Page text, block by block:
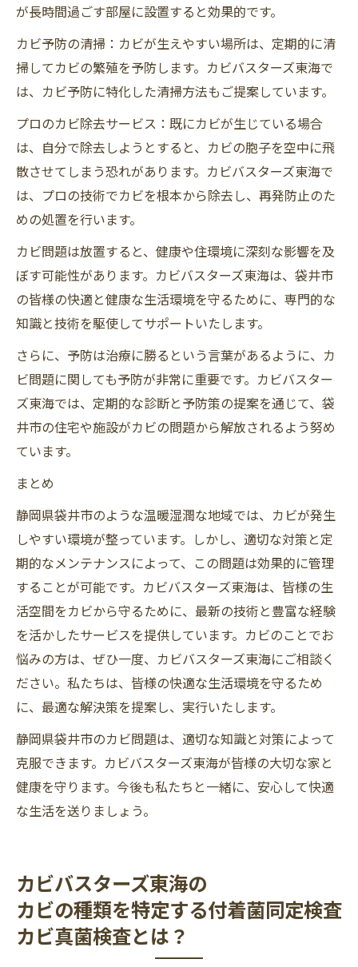
が長時間過ごす部屋に設置すると効果的です。
カビ予防の清掃：カビが生えやすい場所は、定期的に清
掃してカビの繁殖を予防します。カビバスターズ東海で
は、カビ予防に特化した清掃方法もご提案しています。
プロのカビ除去サービス：既にカビが生じている場合
は、自分で除去しようとすると、カビの胞子を空中に飛
散させてしまう恐れがあります。カビバスターズ東海で
は、プロの技術でカビを根本から除去し、再発防止のた
めの処置を行います。
カビ問題は放置すると、健康や住環境に深刻な影響を及
ぼす可能性があります。カビバスターズ東海は、袋井市
の皆様の快適と健康な生活環境を守るために、専門的な
知識と技術を駆使してサポートいたします。
さらに、予防は治療に勝るという言葉があるように、カ
ビ問題に関しても予防が非常に重要です。カビバスター
ズ東海では、定期的な診断と予防策の提案を通じて、袋
井市の住宅や施設がカビの問題から解放されるよう努め
ています。
まとめ
静岡県袋井市のような温暖湿潤な地域では、カビが発生
しやすい環境が整っています。しかし、適切な対策と定
期的なメンテナンスによって、この問題は効果的に管理
することが可能です。カビバスターズ東海は、皆様の生
活空間をカビから守るために、最新の技術と豊富な経験
を活かしたサービスを提供しています。カビのことでお
悩みの方は、ぜひ一度、カビバスターズ東海にご相談く
ださい。私たちは、皆様の快適な生活環境を守るため
に、最適な解決策を提案し、実行いたします。
静岡県袋井市のカビ問題は、適切な知識と対策によって
克服できます。カビバスターズ東海が皆様の大切な家と
健康を守ります。今後も私たちと一緒に、安心して快適
な生活を送りましょう。
カビバスターズ東海の
カビの種類を特定する付着菌同定検査
カビ真菌検査とは？